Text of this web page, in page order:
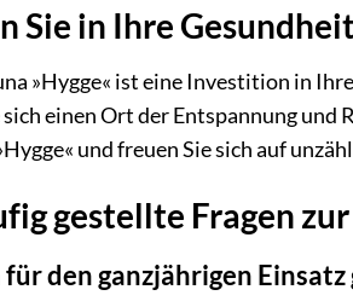
Sie in Ihre
»Hygge« ist eine Investition in
sich einen Ort der Entspannung
und freuen Sie sich auf
gestellte Fragen
für den ganzjährigen Einsatz